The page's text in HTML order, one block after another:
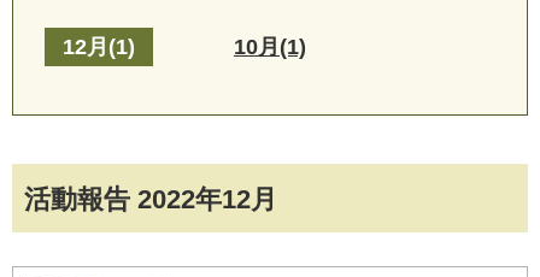
活動報告 2022年12月
12月(1) 10月(1)